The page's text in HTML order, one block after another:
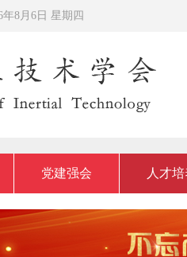
年8月6日 星期四
党建强会 人才